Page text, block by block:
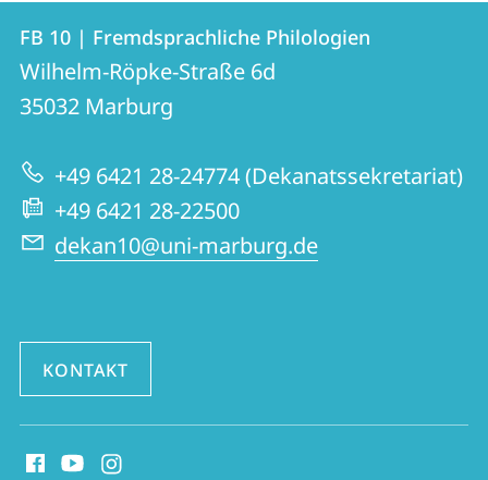
Kontakt
und
Informationen
zur
Website
Kontaktinformationen
FB
10
|
Fremdsprachliche
Philologien
FB 10 | Fremdsprachliche Philologien
Wilhelm-Röpke-Straße 6d
35032 Marburg
+49 6421 28-24774 (Dekanatssekretariat)
+49 6421 28-22500
dekan10@uni-marburg.de
KONTAKT